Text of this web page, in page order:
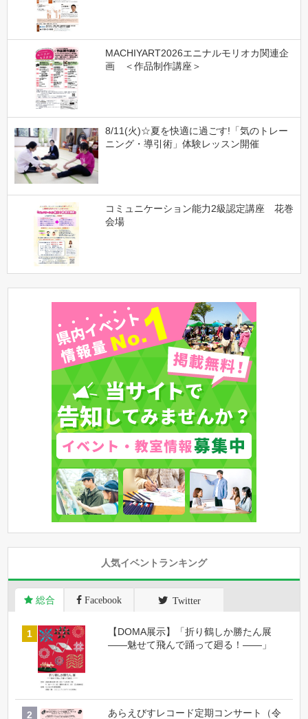
MACHIYART2026エニナルモリオカ関連企
画 ＜作品制作講座＞
8/11(火)☆夏を快適に過ごす!「気のトレー
ニング・導引術」体験レッスン開催
コミュニケーション能力2級認定講座 花巻
会場
人気イベントランキング
総合 Facebook Twitter
【DOMA展示】「折り鶴しか勝たん展
――魅せて飛んで踊って廻る！――」
あらえびすレコード定期コンサート（令